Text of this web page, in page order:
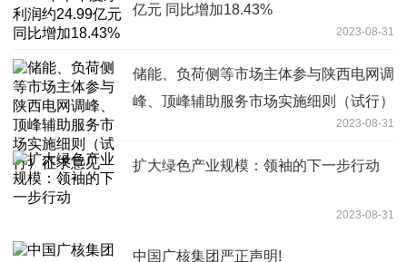
亿元 同比增加18.43%
2023-08-31
储能、负荷侧等市场主体参与陕西电网调
峰、顶峰辅助服务市场实施细则（试行）
2023-08-31
扩大绿色产业规模：领袖的下一步行动
2023-08-31
中国广核集团严正声明!